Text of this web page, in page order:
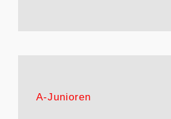
A-Junioren